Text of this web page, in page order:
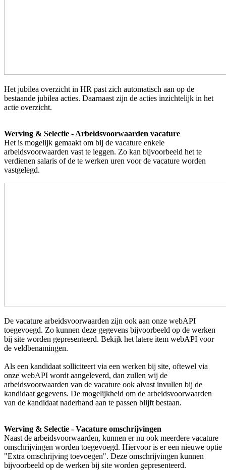
Het jubilea overzicht in HR past zich automatisch aan op de
bestaande jubilea acties. Daarnaast zijn de acties inzichtelijk in het
actie overzicht.
Werving & Selectie - Arbeidsvoorwaarden vacature
Het is mogelijk gemaakt om bij de vacature enkele
arbeidsvoorwaarden vast te leggen. Zo kan bijvoorbeeld het te
verdienen salaris of de te werken uren voor de vacature worden
vastgelegd.
De vacature arbeidsvoorwaarden zijn ook aan onze webAPI
toegevoegd. Zo kunnen deze gegevens bijvoorbeeld op de werken
bij site worden gepresenteerd. Bekijk het latere item webAPI voor
de veldbenamingen.
Als een kandidaat solliciteert via een werken bij site, oftewel via
onze webAPI wordt aangeleverd, dan zullen wij de
arbeidsvoorwaarden van de vacature ook alvast invullen bij de
kandidaat gegevens. De mogelijkheid om de arbeidsvoorwaarden
van de kandidaat naderhand aan te passen blijft bestaan.
Werving & Selectie - Vacature omschrijvingen
Naast de arbeidsvoorwaarden, kunnen er nu ook meerdere vacature
omschrijvingen worden toegevoegd. Hiervoor is er een nieuwe optie
"Extra omschrijving toevoegen". Deze omschrijvingen kunnen
bijvoorbeeld op de werken bij site worden gepresenteerd.